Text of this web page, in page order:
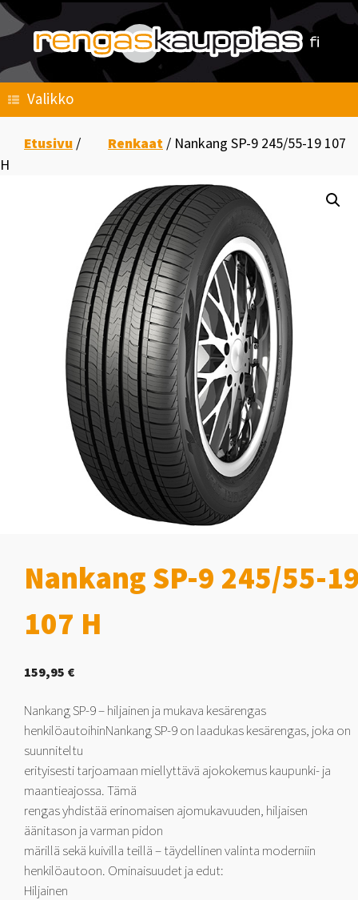
Skip
content
Valikko
Etusivu / Renkaat / Nankang SP-9 245/55-19 107
H
Nankang SP-9 245/55-
107 H
159,95 €
Nankang SP-9 – hiljainen ja mukava kesärengas
henkilöautoihinNankang SP-9 on laadukas kesärengas, joka on
suunniteltu
erityisesti tarjoamaan miellyttävä ajokokemus kaupunki- ja
maantieajossa. Tämä
rengas yhdistää erinomaisen ajomukavuuden, hiljaisen
äänitason ja varman pidon
märillä sekä kuivilla teillä – täydellinen valinta moderniin
henkilöautoon. Ominaisuudet ja edut:
Hiljainen